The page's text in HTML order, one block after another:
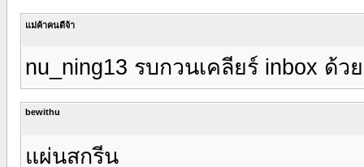
แม่ค้าคนดีจ้า
nu_ning13 รบกวนเคลียร์ inbox ด้
bewithu
แผ่นสกรีน